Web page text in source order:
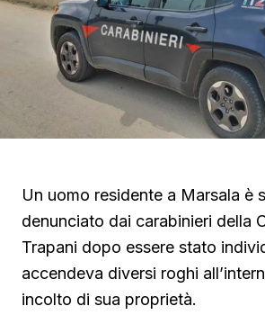
Un uomo residente a Marsala è
denunciato dai carabinieri della
Trapani dopo essere stato
accendeva diversi roghi
incolto di sua proprietà.